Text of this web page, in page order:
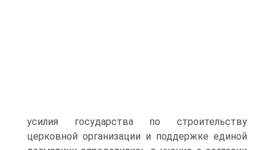
усилия государства по строительству
церковной ор­ганизации и поддержке единой